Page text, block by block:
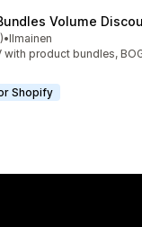
Volume
yhteensä
•Ilmainen
with product bundles,
Shopify